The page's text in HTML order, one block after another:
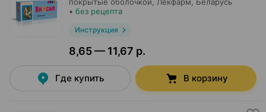
• без рецепта
Инструкция
8,65 — 11,67 р.
Где купить В корзину